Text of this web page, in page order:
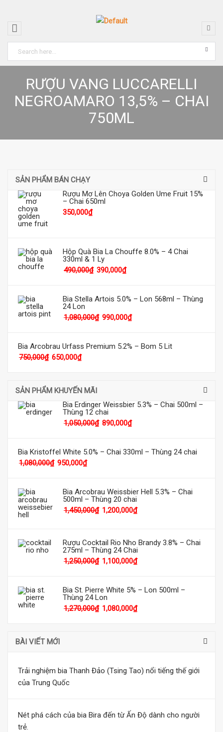
RƯỢU VANG LUCCARELLI
NEGROAMARO 13,5% – CHAI
750ML
SẢN PHẨM BÁN CHẠY
Rượu Mơ Lên Choya Golden Ume Fruit 15%
– Chai 650ml
350,000₫
Hộp Quà Bia La Chouffe 8.0% – 4 Chai
330ml & 1 Ly
490,000₫ 390,000₫
Bia Stella Artois 5.0% – Lon 568ml – Thùng
24 Lon
1,080,000₫ 990,000₫
Bia Arcobrau Urfass Premium 5.2% – Bom 5 Lit
750,000₫ 650,000₫
SẢN PHẨM KHUYẾN MÃI
Bia Erdinger Weissbier 5.3% – Chai 500ml –
Thùng 12 chai
1,050,000₫ 890,000₫
Bia Kristoffel White 5.0% – Chai 330ml – Thùng 24 chai
1,080,000₫ 950,000₫
Bia Arcobrau Weissbier Hell 5.3% – Chai
500ml – Thùng 20 chai
1,450,000₫ 1,200,000₫
Rượu Cocktail Rio Nho Brandy 3.8% – Chai
275ml – Thùng 24 Chai
1,250,000₫ 1,100,000₫
Bia St. Pierre White 5% – Lon 500ml –
Thùng 24 Lon
1,270,000₫ 1,080,000₫
BÀI VIẾT MỚI
Trải nghiệm bia Thanh Đảo (Tsing Tao) nổi tiếng thế giới
của Trung Quốc
Nét phá cách của bia Bira đến từ Ấn Độ dành cho người
trẻ.